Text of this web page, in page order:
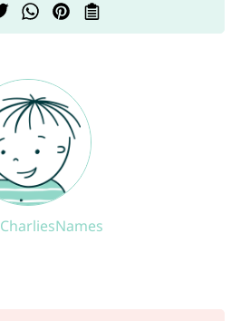
CharliesNames